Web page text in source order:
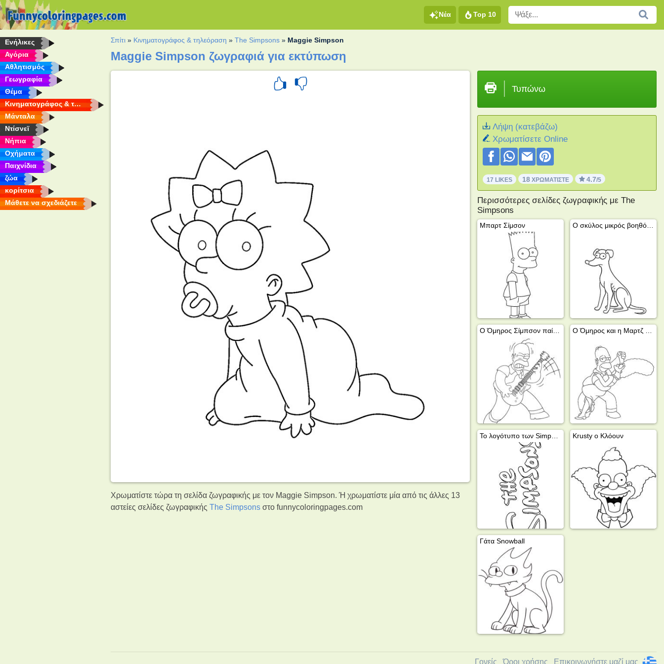
Νέα Top 10
Eνήλικες
Αγόρια
Αθλητισμός
Γεωγραφία
Θέμα
Κινηματογράφος & τηλεόραση
Μάνταλα
Ντίσνεϊ
Νήπια
Οχήματα
Παιχνίδια
ζώα
κορίτσια
Μάθετε να σχεδιάζετε
Σπίτι » Κινηματογράφος & τηλεόραση »The Simpsons » Maggie Simpson
Maggie Simpson ζωγραφιά για εκτύπωση
Χρωματίστε τώρα τη σελίδα ζωγραφικής με τον Maggie Simpson. Ή χρωματίστε μία από τις άλλες 13
αστείες σελίδες ζωγραφικήςThe Simpsons στο funnycoloringpages.com
Τυπώνω
Λήψη (κατεβάζω)
Xρωματίσετε Online
17 LIKES 18ΧΡΩΜΑΤΊΣΤΕ 4.7/5
Περισσότερες σελίδες ζωγραφικής με The
Simpsons
Μπαρτ Σίμσον Ο σκύλος μικρός βοηθός του Άγιου Βασίλη
Ο Όμηρος Σίμπσον παίζει κιθάρα
Το λογότυπο των Simpsons Krusty ο Κλόουν
Γάτα Snowball
Γονείς Όροι χρήσης Επικοινωνήστε μαζί μας